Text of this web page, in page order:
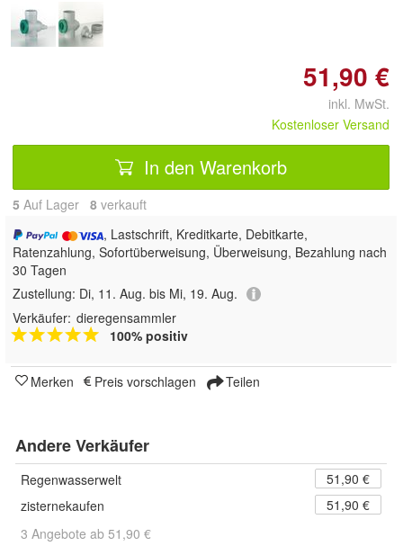
51,90 €
inkl. MwSt.
Kostenloser Versand
In den Warenkorb
5 Auf Lager 8 verkauft
, Lastschrift, Kreditkarte, Debitkarte,
Ratenzahlung, Sofortüberweisung, Überweisung, Bezahlung nach
30 Tagen
Zustellung: Di, 11. Aug. bis Mi, 19. Aug.
Verkäufer: dieregensammler
100% positiv
Merken Preis vorschlagen Teilen
Andere Verkäufer
Regenwasserwelt
51,90 €
zisternekaufen
51,90 €
3 Angebote ab 51,90 €